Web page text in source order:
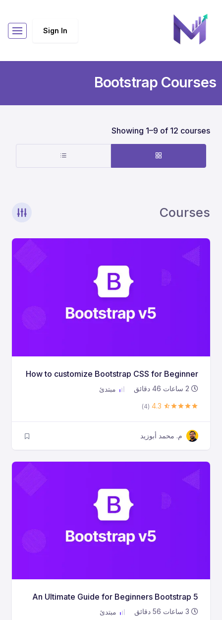
Sign In
Bootstrap Courses
Showing 1–9 of 12 courses
Courses
How to customize Bootstrap CSS for Beginner
2 ساعات 46 دقائق
مبتدئ
4.3
(4)
م. محمد أبوزيد
An Ultimate Guide for Beginners Bootstrap 5
3 ساعات 56 دقائق
مبتدئ